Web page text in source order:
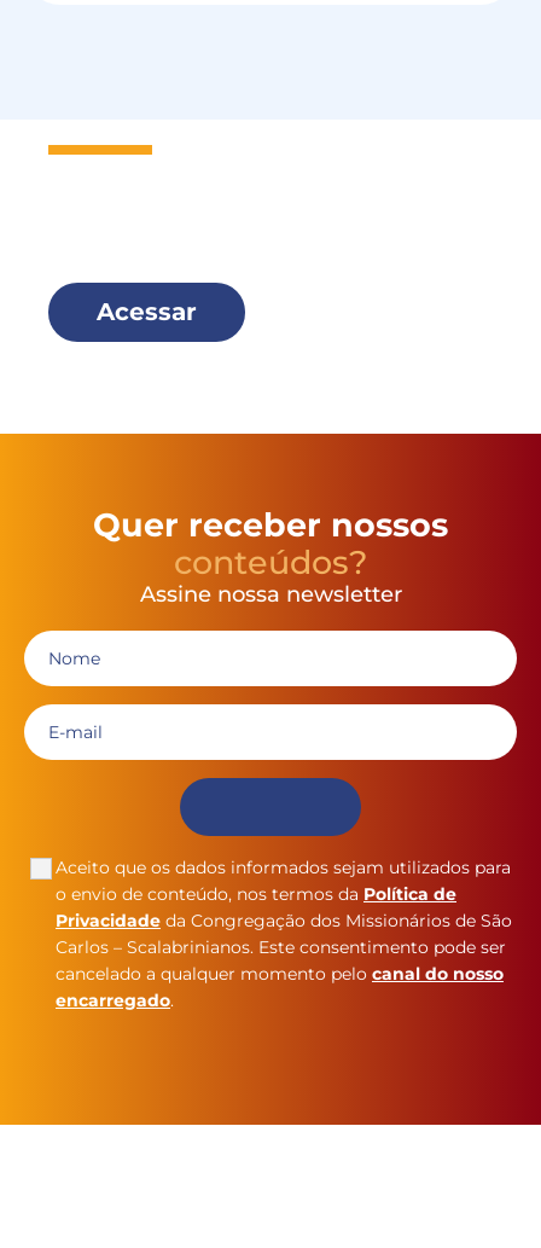
Acessar
Quer receber nossos
conteúdos?
Assine nossa newsletter
Aceito que os dados informados sejam utilizados para
o envio de conteúdo, nos termos da Política de
Privacidade da Congregação dos Missionários de São
Carlos – Scalabrinianos. Este consentimento pode ser
cancelado a qualquer momento pelo canal do nosso
encarregado.